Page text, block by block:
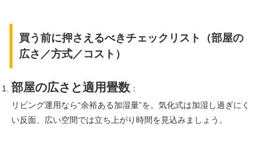
買う前に押さえるべきチェックリスト（部屋の
広さ／方式／コスト）
部屋の広さと適用畳数：
リビング運用なら“余裕ある加湿量”を。気化式は加湿し過ぎにく
い反面、広い空間では立ち上がり時間を見込みましょう。